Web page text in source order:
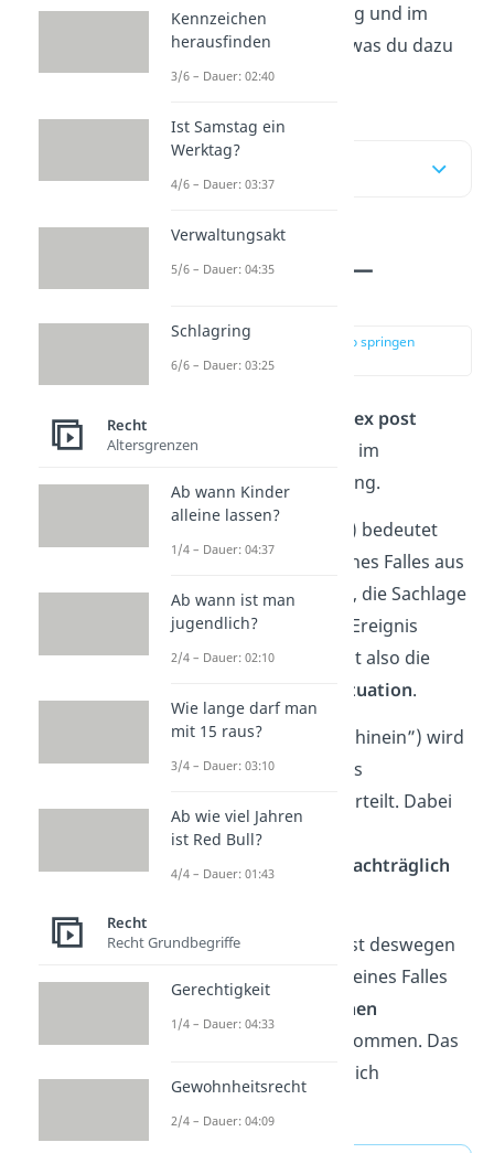
begegnet? Hier im Beitrag und im
Videoerfährst du alles, was du dazu
wissen musst.
ex ante ex post —
einfach erklärt
zur Stelle im Video springen
(00:18)
Die Begriffe
ex post
finden beide vorwiegend im
Strafrecht
ihre Anwendung.
(lat. „im Voraus”) bedeutet
dabei die Betrachtung eines Falles aus
früherer Sicht. Das heißt, die Sachlage
wird beurteilt, bevor ein Ereignis
eingetreten ist. Ex ante ist also die
Ausgangssituation.
BeiEx post(lat. „im Nachhinein”) wird
die Situation dagegen aus
beurteilt. Dabei
werden auch die Fakten
berücksichtigt, die erst
nachträglich
Die ex ante Beurteilung ist deswegen
so wichtig, weil im Laufe eines Falles
mehrere Informationen
oder
hinzukommen. Das
kann einen Fall nachträglich
Kennzeichen
herausfinden
3/6 – Dauer: 02:40
Ist Samstag ein
Werktag?
4/6 – Dauer: 03:37
Verwaltungsakt
5/6 – Dauer: 04:35
Schlagring
6/6 – Dauer: 03:25
Recht
Altersgrenzen
Ab wann Kinder
alleine lassen?
1/4 – Dauer: 04:37
Ab wann ist man
jugendlich?
2/4 – Dauer: 02:10
Wie lange darf man
mit 15 raus?
3/4 – Dauer: 03:10
Ab wie viel Jahren
ist Red Bull?
4/4 – Dauer: 01:43
Recht
Recht Grundbegriffe
Gerechtigkeit
1/4 – Dauer: 04:33
Gewohnheitsrecht
2/4 – Dauer: 04:09